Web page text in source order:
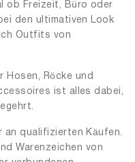
ob Freizeit, Büro oder
den ultimativen Look
Outfits von
Hosen, Röcke und
ist alles dabei,
an qualifizierten Käufen.
Warenzeichen von